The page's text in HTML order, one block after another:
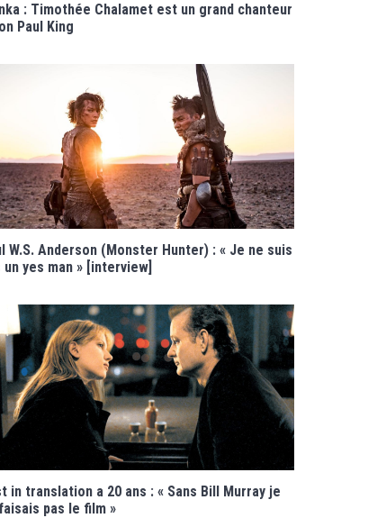
: Timothée Chalamet est un grand chanteur
Paul King
W.S. Anderson (Monster Hunter) : « Je ne suis
un yes man » [interview]
in translation a 20 ans : « Sans Bill Murray je
pas le film »